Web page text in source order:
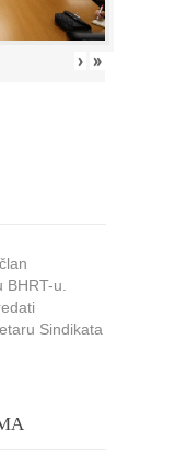
› »
BHRT-u.
Sindikata